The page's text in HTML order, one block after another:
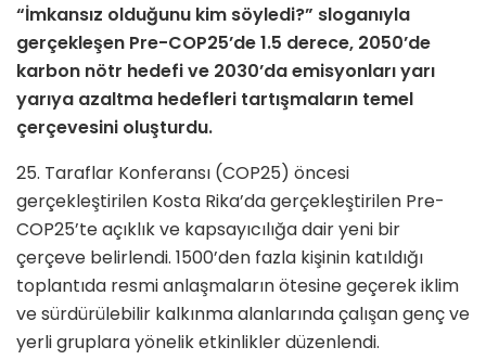
“İmkansız olduğunu kim söyledi?” sloganıyla
gerçekleşen Pre-COP25’de 1.5 derece, 2050’de
karbon nötr hedefi ve 2030’da emisyonları yarı
yarıya azaltma hedefleri tartışmaların temel
çerçevesini oluşturdu.
25. Taraflar Konferansı (COP25) öncesi
gerçekleştirilen Kosta Rika’da gerçekleştirilen Pre-
COP25’te açıklık ve kapsayıcılığa dair yeni bir
çerçeve belirlendi. 1500’den fazla kişinin katıldığı
toplantıda resmi anlaşmaların ötesine geçerek iklim
ve sürdürülebilir kalkınma alanlarında çalışan genç ve
yerli gruplara yönelik etkinlikler düzenlendi.